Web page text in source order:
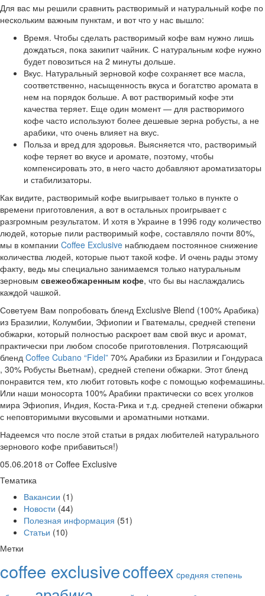
Для вас мы решили сравнить растворимый и натуральный кофе по
нескольким важным пунктам, и вот что у нас вышло:
Время. Чтобы сделать растворимый кофе вам нужно лишь
дождаться, пока закипит чайник. С натуральным кофе нужно
будет повозиться на 2 минуты дольше.
Вкус. Натуральный зерновой кофе сохраняет все масла,
соответственно, насыщенность вкуса и богатство аромата в
нем на порядок больше. А вот растворимый кофе эти
качества теряет. Еще один момент — для растворимого
кофе часто используют более дешевые зерна робусты, а не
арабики, что очень влияет на вкус.
Польза и вред для здоровья. Выясняется что, растворимый
кофе теряет во вкусе и аромате, поэтому, чтобы
компенсировать это, в него часто добавляют ароматизаторы
и стабилизаторы.
Как видите, растворимый кофе выигрывает только в пункте о
времени приготовления, а вот в остальных проигрывает с
разгромным результатом. И хотя в Украине в 1996 году количество
людей, которые пили растворимый кофе, составляло почти 80%,
мы в компании Coffee Exclusive наблюдаем постоянное снижение
количества людей, которые пьют такой кофе. И очень рады этому
факту, ведь мы специально занимаемся только натуральным
зерновым свежеобжаренным кофе, что бы вы наслаждались
каждой чашкой.
Советуем Вам попробовать бленд Exclusive Blend (100% Арабика)
из Бразилии, Колумбии, Эфиопии и Гватемалы, средней степени
обжарки, который полностью раскроет вам свой вкус и аромат,
практически при любом способе приготовления. Потрясающий
бленд Coffee Cubano “Fidel” 70% Арабики из Бразилии и Гондураса
, 30% Робусты Вьетнам), средней степени обжарки. Этот бленд
понравится тем, кто любит готовьть кофе с помощью кофемашины.
Или наши моносорта 100% Арабики практически со всех уголков
мира Эфиопия, Индия, Коста-Рика и т.д. средней степени обжарки
с неповторимыми вкусовыми и ароматными нотками.
Надеемся что после этой статьи в рядах любителей натурального
зернового кофе прибавиться!)
05.06.2018 от Coffee Exclusive
Тематика
Вакансии (1)
Новости (44)
Полезная информация (51)
Статьи (10)
Метки
coffee exclusivecoffeex cредняя степень